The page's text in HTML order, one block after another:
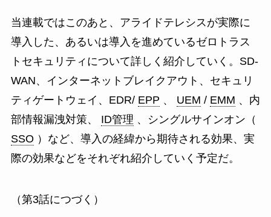
当連載ではこのあと、アライドテレシスが実際に
導入した、あるいは導入を進めているゼロトラス
トセキュリティについて詳しく紹介していく。SD-
WAN、インターネットブレイクアウト、セキュリ
ティゲートウェイ、EDR/ EPP 、 UEM / EMM 、内
部情報漏洩対策、 ID管理 、シングルサインオン（
SSO ）など、導入の経緯から期待される効果、実
際の効果などをそれぞれ紹介していく予定だ。
（第3話につづく）